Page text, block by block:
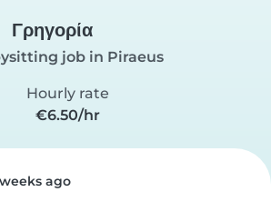
Γρηγορία
job in Piraeus
Hourly rate
€6.50/hr
ago